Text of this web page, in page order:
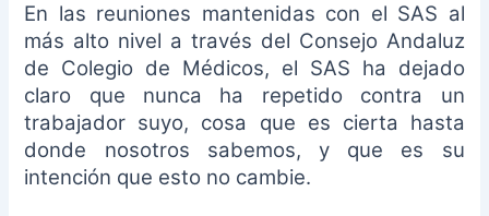
En las reuniones mantenidas con el SAS al
más alto nivel a través del Consejo Andaluz
de Colegio de Médicos, el SAS ha dejado
claro que nunca ha repetido contra un
trabajador suyo, cosa que es cierta hasta
donde nosotros sabemos, y que es su
intención que esto no cambie.